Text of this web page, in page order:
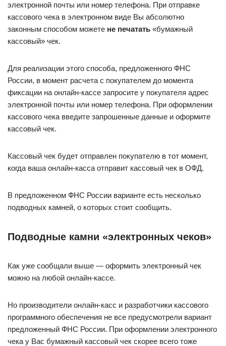
электронной почты или номер телефона. При отправке
кассового чека в электронном виде Вы абсолютно
законным способом можете не печатать «бумажный
кассовый» чек.
Для реализации этого способа, предложенного ФНС
России, в момент расчета с покупателем до момента
фиксации на онлайн-кассе запросите у покупателя адрес
электронной почты или номер телефона. При оформлении
кассового чека введите запрошенные данные и оформите
кассовый чек.
Кассовый чек будет отправлен покупателю в тот момент,
когда ваша онлайн-касса отправит кассовый чек в ОФД.
В предложенном ФНС России варианте есть несколько
подводных камней, о которых стоит сообщить.
Подводные камни «электронных чеков»
Как уже сообщали выше — оформить электронный чек
можно на любой онлайн-кассе.
Но производители онлайн-касс и разработчики кассового
программного обеспечения не все предусмотрели вариант
предложенный ФНС России. При оформлении электронного
чека у Вас бумажный кассовый чек скорее всего тоже